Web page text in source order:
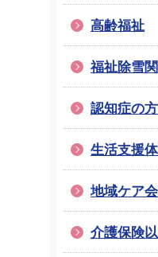
高齢福祉
福祉除雪
認知症の
生活支援
地域ケア
介護保険